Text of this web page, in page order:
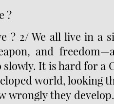
?
? 2/ We all live in a
and
It is hard for a
world, looking
wrongly they